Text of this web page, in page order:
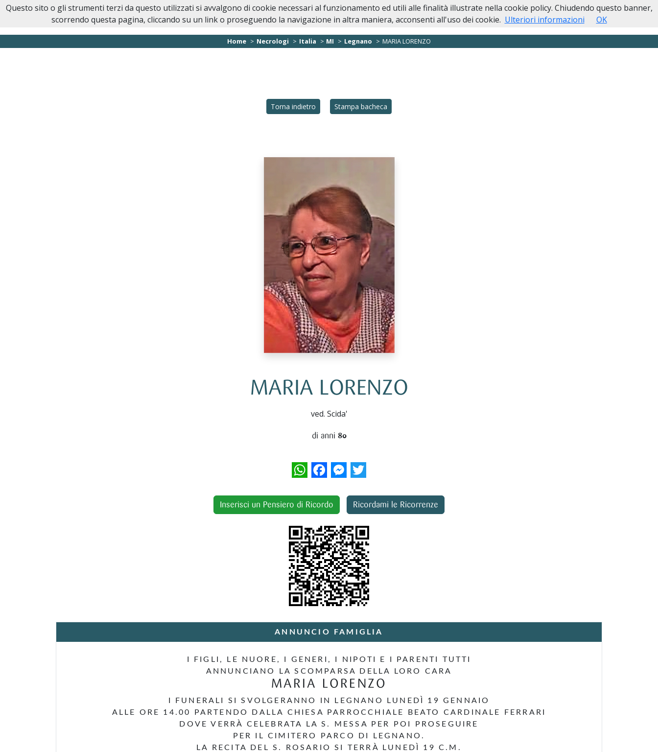
Home Necrologi Servizi Lavori Cimiteriali In Caso di Decesso Case Funerarie
Home Necrologi Italia MI Legnano MARIA LORENZO
Torna indietro Stampa bacheca
MARIA LORENZO
ved. Scida'
di anni 80
WhatsAppFacebookMessenger
Twitter
Inserisci un Pensiero di Ricordo Ricordami le Ricorrenze
ANNUNCIO FAMIGLIA
I FIGLI, LE NUORE, I GENERI, I NIPOTI E I PARENTI TUTTI
ANNUNCIANO LA SCOMPARSA DELLA LORO CARA
MARIA LORENZO
I FUNERALI SI SVOLGERANNO IN LEGNANO LUNEDÌ 19 GENNAIO
ALLE ORE 14.00 PARTENDO DALLA CHIESA PARROCCHIALE BEATO CARDINALE FERRARI
DOVE VERRÀ CELEBRATA LA S. MESSA PER POI PROSEGUIRE
PER IL CIMITERO PARCO DI LEGNANO.
LA RECITA DEL S. ROSARIO SI TERRÀ LUNEDÌ 19 C.M.
Questo sito o gli strumenti terzi da questo utilizzati si avvalgono di cookie necessari al funzionamento ed utili alle finalità illustrate nella cookie policy. Chiudendo questo banner,
scorrendo questa pagina, cliccando su un link o proseguendo la navigazione in altra maniera, acconsenti all'uso dei cookie. Ulteriori informazioni OK